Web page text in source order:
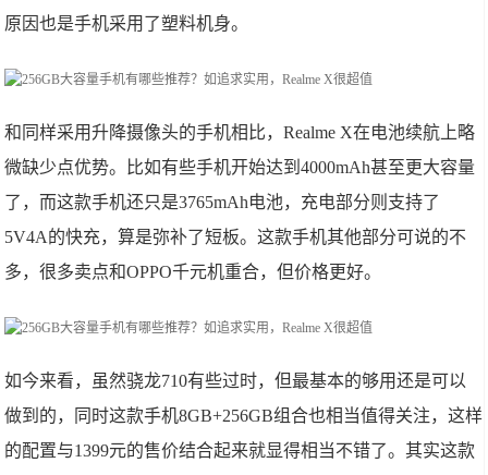
原因也是手机采用了塑料机身。
和同样采用升降摄像头的手机相比，Realme X在电池续航上略
微缺少点优势。比如有些手机开始达到4000mAh甚至更大容量
了，而这款手机还只是3765mAh电池，充电部分则支持了
5V4A的快充，算是弥补了短板。这款手机其他部分可说的不
多，很多卖点和OPPO千元机重合，但价格更好。
如今来看，虽然骁龙710有些过时，但最基本的够用还是可以
做到的，同时这款手机8GB+256GB组合也相当值得关注，这样
的配置与1399元的售价结合起来就显得相当不错了。其实这款